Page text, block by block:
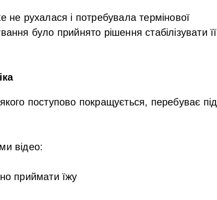
рухалася і потребувала термінової
було прийнято рішення стабілізувати її
поступово покращується, перебуває під
відео:
приймати їжу